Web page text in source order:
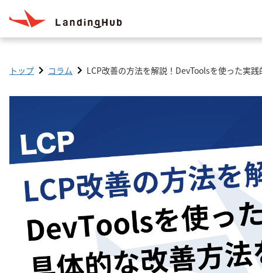
トップ コラム LCP改善の方法を解説！DevToolsを使った実